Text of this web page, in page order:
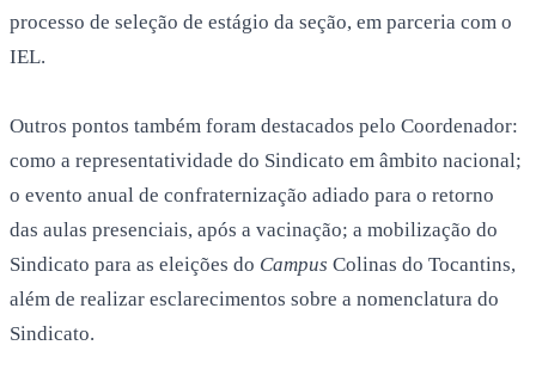
processo de seleção de estágio da seção, em parceria com o
IEL.
Outros pontos também foram destacados pelo Coordenador:
como a representatividade do Sindicato em âmbito nacional;
o evento anual de confraternização adiado para o retorno
das aulas presenciais, após a vacinação; a mobilização do
Sindicato para as eleições do Campus Colinas do Tocantins,
além de realizar esclarecimentos sobre a nomenclatura do
Sindicato.